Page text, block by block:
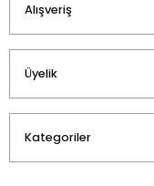
Alışveriş
Üyelik
Kategoriler